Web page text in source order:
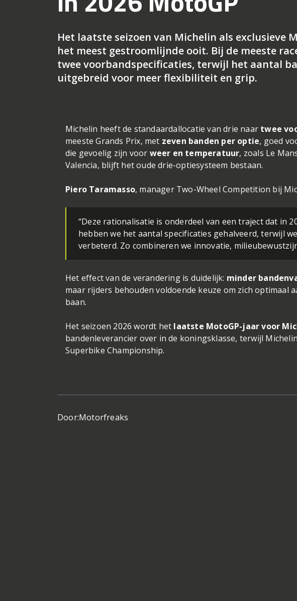
Het laatste seizoen van Michelin als exclusieve
het meest gestroomlijnde ooit. Bij de meeste
twee voorbandspecificaties, terwijl het aantal
uitgebreid voor meer flexibiliteit en grip.
Michelin heeft de standaardallocatie van drie naar twee
meeste Grands Prix, met zeven banden per optie, goed
die gevoelig zijn voor weer en temperatuur, zoals Le
Valencia, blijft het oude drie-optiesysteem bestaan.
Piero Taramasso, manager Two-Wheel Competition bij
“Deze rationalisatie is onderdeel van een traject dat in
hebben we het aantal specificaties gehalveerd, terwijl
verbeterd. Zo combineren we innovatie,
Het effect van de verandering is duidelijk: minder
maar rijders behouden voldoende keuze om zich optimaal
baan.
Het seizoen 2026 wordt het laatste MotoGP-jaar voor
bandenleverancier over in de koningsklasse, terwijl
Superbike Championship.
Door:Motorfreaks